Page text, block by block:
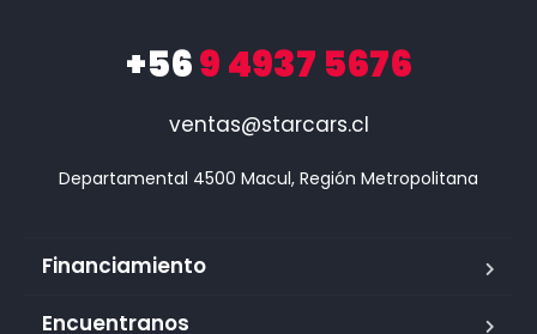
+569 4937 5676
ventas@starcars.cl
Financiamiento
Encuentranos